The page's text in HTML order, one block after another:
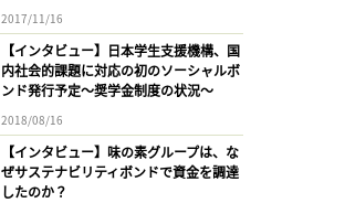
2017/11/16
【インタビュー】日本学生支援機構、国
内社会的課題に対応の初のソーシャルボ
ンド発行予定〜奨学金制度の状況〜
2018/08/16
【インタビュー】味の素グループは、な
ぜサステナビリティボンドで資金を調達
したのか？